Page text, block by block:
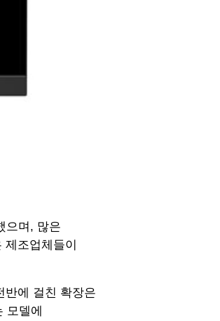
으며, 많은
조업체들이
반에 걸친 확장은
모델에